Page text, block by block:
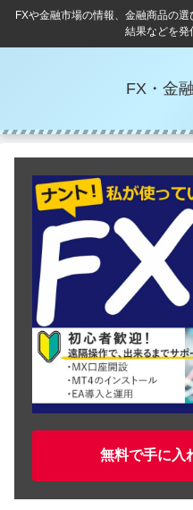
FXや金融市場の情報、金融商品の
結果などを発
FX・金
無料で手に入